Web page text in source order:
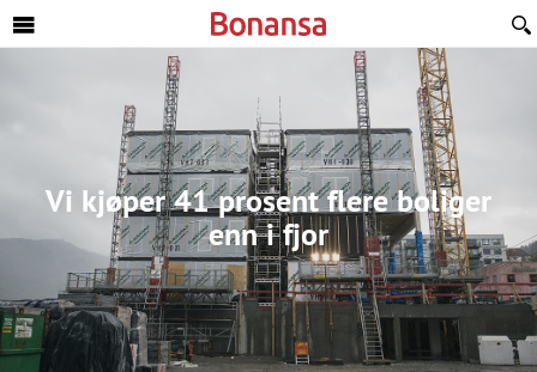
Vi kjøper 41 prosent flere boliger
enn i fjor